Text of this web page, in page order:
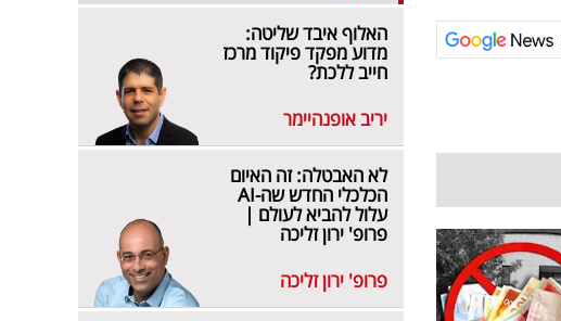
האלוף איבד שליטה:
מדוע מפקד פיקוד מרכז
חייב ללכת?
יריב אופנהיימר
לא האבטלה: זה האיום
הכלכלי החדש שה-AI
עלול להביא לעולם |
פרופ' ירון זליכה
פרופ' ירון זליכה